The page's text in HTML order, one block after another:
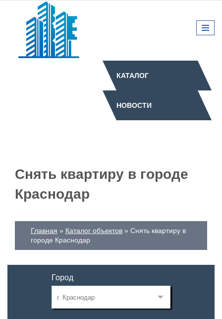
КАТАЛОГ
НОВОСТИ
Снять квартиру в городе
Краснодар
Главная Каталог объектов
Снять квартиру в
городе Краснодар
Город